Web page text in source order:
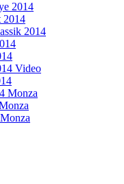
2014
2014
2014
Video
Monza